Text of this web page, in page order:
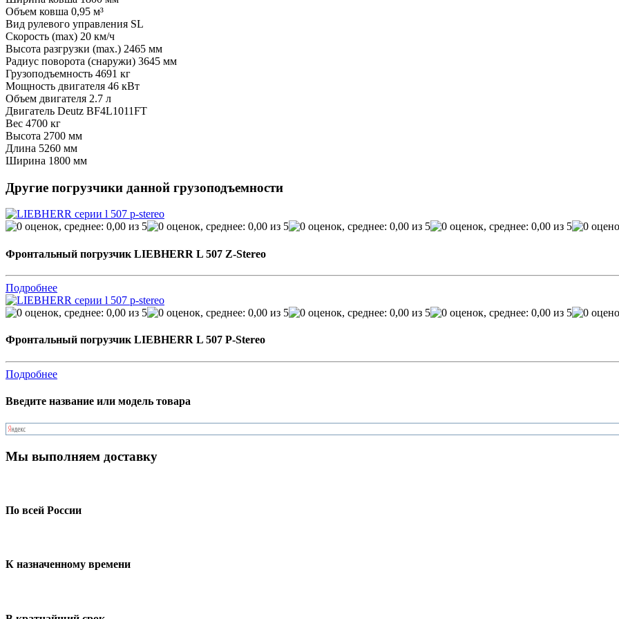
Объем ковша 0,95 м³
Вид рулевого управления SL
Скорость (max) 20 км/ч
Высота разгрузки (max.) 2465 мм
Радиус поворота (снаружи) 3645 мм
Грузоподъемность 4691 кг
Мощность двигателя 46 кВт
Объем двигателя 2.7 л
Двигатель Deutz BF4L1011FT
Вес 4700 кг
Высота 2700 мм
Длина 5260 мм
Ширина 1800 мм
Другие погрузчики данной грузоподъемности
Фронтальный погрузчик LIEBHERR L 507 Z-Stereo
Подробнее
Фронтальный погрузчик LIEBHERR L 507 P-Stereo
Подробнее
Введите название или модель товара
Мы выполняем доставку
По всей России
К назначенному времени